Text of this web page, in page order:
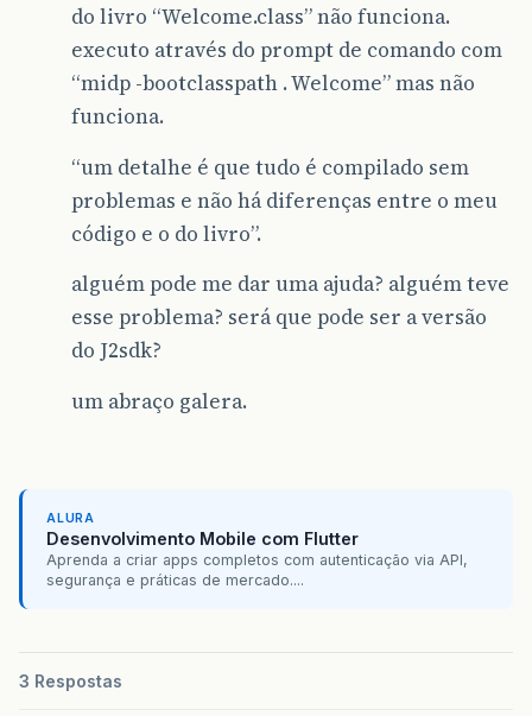
do livro “Welcome.class” não funciona.
executo através do prompt de comando com
“midp -bootclasspath . Welcome” mas não
funciona.
“um detalhe é que tudo é compilado sem
problemas e não há diferenças entre o meu
código e o do livro”.
alguém pode me dar uma ajuda? alguém teve
esse problema? será que pode ser a versão
do J2sdk?
um abraço galera.
ALURA
Desenvolvimento Mobile com Flutter
Aprenda a criar apps completos com autenticação via API,
segurança e práticas de mercado....
3 Respostas